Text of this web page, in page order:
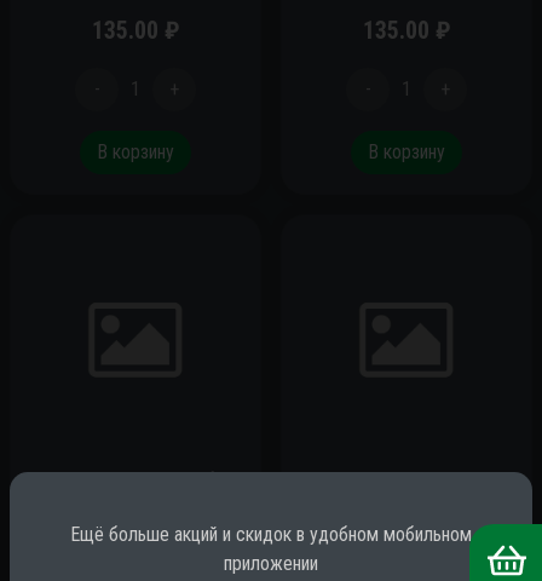
135.00 ₽
- 1 +
В корзину
135.00 ₽
- 1 +
В корзину
Ещё больше акций и скидок в удобном мобильном
приложении